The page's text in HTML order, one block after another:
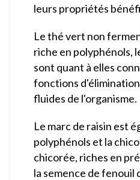
leurs propriétés
Le thé vert non
riche en polyphénols,
sont quant à elles
fonctions
fluides de l'organisme.
Le marc de raisin est
polyphénols et la
chicorée, riches en
la semence de fenouil